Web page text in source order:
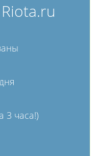
3 часа!)